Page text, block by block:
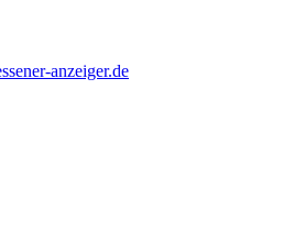
anzeiger.de